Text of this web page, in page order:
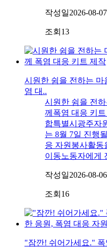
작성일2026-08-07
조회 13
시원한 쉼을 전하는 마
염 대..
시원한 쉼을 전
께폭염 대응 키
합특별시광주자
는 8월 7일 진행
응 자원봉사활동
이동노동자에게
작성일2026-08-06
조회 16
"잠깐! 쉬어가세요."